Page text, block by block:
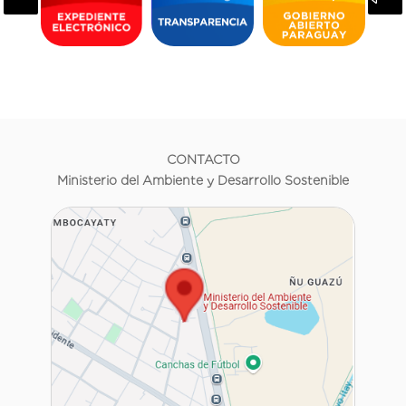
CONTACTO
Ministerio del Ambiente y Desarrollo Sostenible